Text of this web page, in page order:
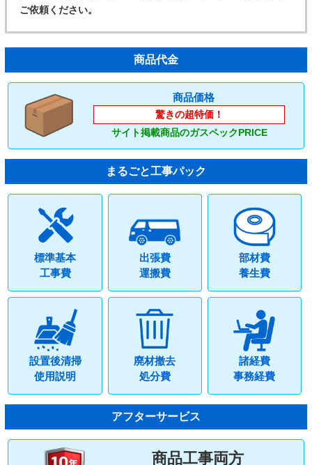
ご依頼ください。
商品代金
商品価格
驚きの超特価！
サイト掲載商品のガスペックPRICE
まるごと工事パック
標準基本
工事費
出張費
運搬費
部材費
養生費
設置後清掃
使用説明
廃材撤去
処分費
諸経費
事務経費
アフターサービス
商品工事両方